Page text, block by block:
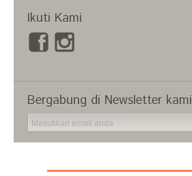
Ikuti Kami
Bergabung di Newsletter kami